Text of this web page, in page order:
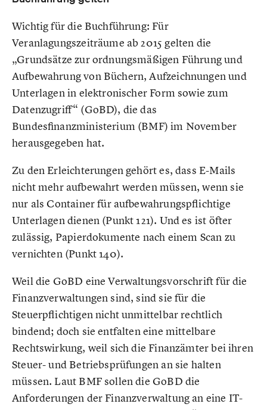
Wichtig für die Buchführung: Für
Veranlagungszeiträume ab 2015 gelten die
„Grundsätze zur ordnungsmäßigen Führung und
Aufbewahrung von Büchern, Aufzeichnungen und
Unterlagen in elektronischer Form sowie zum
Datenzugriff“ (GoBD), die das
Bundesfinanzministerium (BMF) im November
herausgegeben hat.
Zu den Erleichterungen gehört es, dass E-Mails
nicht mehr aufbewahrt werden müssen, wenn sie
nur als Container für aufbewahrungspflichtige
Unterlagen dienen (Punkt 121). Und es ist öfter
zulässig, Papierdokumente nach einem Scan zu
vernichten (Punkt 140).
Weil die GoBD eine Verwaltungsvorschrift für die
Finanzverwaltungen sind, sind sie für die
Steuerpflichtigen nicht unmittelbar rechtlich
bindend; doch sie entfalten eine mittelbare
Rechtswirkung, weil sich die Finanzämter bei ihren
Steuer- und Betriebsprüfungen an sie halten
müssen. Laut BMF sollen die GoBD die
Anforderungen der Finanzverwaltung an eine IT-